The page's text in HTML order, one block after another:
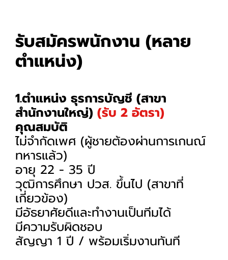
รับสมัครพนักงาน (หลาย
ตำแหน่ง)
1.ตำแหน่ง ธุรการบัญชี (สาขา
สำนักงานใหญ่) (รับ 2 อัตรา)
คุณสมบัติ
ไม่จำกัดเพศ (ผู้ชายต้องผ่านการเกนณ์
ทหารแล้ว)
อายุ 22 - 35 ปี
วุฒิการศึกษา ปวส. ขึ้นไป (สาขาที่
เกี่ยวข้อง)
มีอัธยาศัยดีและทำงานเป็นทีมได้
มีความรับผิดชอบ
สัญญา 1 ปี / พร้อมเริ่มงานทันที